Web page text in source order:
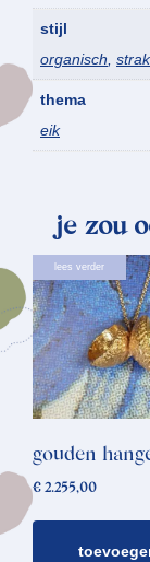
stijl
organisch, strak
thema
eik
je zou
lees verder
gouden
€ 2.255,00
toevoegen aan